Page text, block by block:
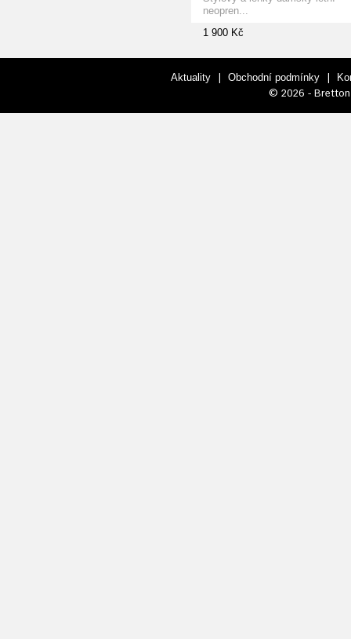
neopren...
1 900 Kč
Aktuality | Obchodní podmínky |
© 2026 - Bretton